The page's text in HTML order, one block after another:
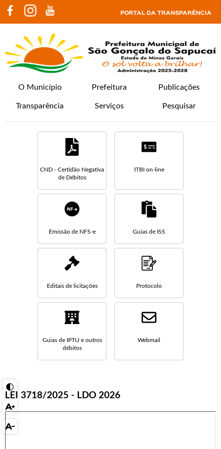
PORTAL DA TRANSPARÊNCIA
O Município Prefeitura Publicações
Transparência Serviços Pesquisar
CND - Certidão Negativa
de Débitos
ITBI on-line
Emissão de NFS-e Guias de ISS
Editais de licitações Protocolo
Guias de IPTU e outros
débitos
Webmail
LEI 3718/2025 - LDO 2026